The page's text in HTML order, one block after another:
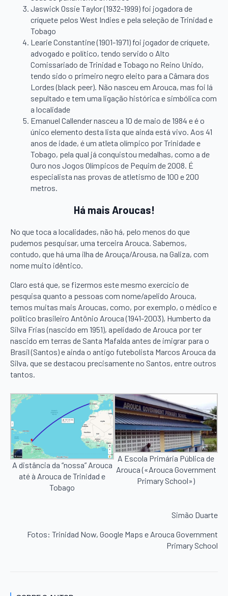
Jaswick Ossie Taylor (1932-1999) foi jogadora de
críquete pelos West Indies e pela seleção de Trinidad e
Tobago
Learie Constantine (1901-1971) foi jogador de críquete,
advogado e político, tendo servido o Alto
Comissariado de Trinidad e Tobago no Reino Unido,
tendo sido o primeiro negro eleito para a Câmara dos
Lordes (black peer). Não nasceu em Arouca, mas foi lá
sepultado e tem uma ligação histórica e simbólica com
a localidade
Emanuel Callender nasceu a 10 de maio de 1984 e é o
único elemento desta lista que ainda está vivo. Aos 41
anos de idade, é um atleta olímpico por Trinidade e
Tobago, pela qual já conquistou medalhas, como a de
Ouro nos Jogos Olímpicos de Pequim de 2008. É
especialista nas provas de atletismo de 100 e 200
metros.
Há mais Aroucas!
No que toca a localidades, não há, pelo menos do que
pudemos pesquisar, uma terceira Arouca. Sabemos,
contudo, que há uma ilha de Arouça/Arousa, na Galiza, com
nome muito idêntico.
Claro está que, se fizermos este mesmo exercício de
pesquisa quanto a pessoas com nome/apelido Arouca,
temos muitas mais Aroucas, como, por exemplo, o médico e
político brasileiro Antônio Arouca (1941-2003), Humberto da
Silva Frias (nascido em 1951), apelidado de Arouca por ter
nascido em terras de Santa Mafalda antes de imigrar para o
Brasil (Santos) e ainda o antigo futebolista Marcos Arouca da
Silva, que se destacou precisamente no Santos, entre outros
tantos.
A distância da “nossa” Arouca
até à Arouca de Trinidad e
Tobago
A Escola Primária Pública de
Arouca («Arouca Government
Primary School»)
Simão Duarte
Fotos: Trinidad Now, Google Maps e Arouca Government
Primary School